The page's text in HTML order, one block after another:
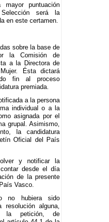
mayor puntuación
será la
en este certamen.
sobre la base de
la Comisión de
a la Directora de
Ésta dictará
fin al proceso
premiada.
a la persona
individual o a la
asignada por el
grupal. Asimismo,
la candidatura
Oficial del País
y notificar la
desde el día
de la presente
Vasco.
no hubiera sido
alguna,
la petición, de